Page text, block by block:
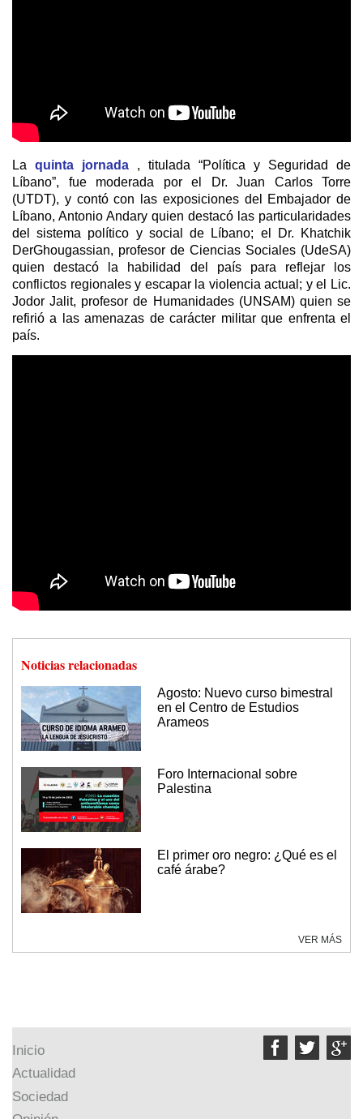
La quinta jornada , titulada “Política y Seguridad de
Líbano”, fue moderada por el Dr. Juan Carlos Torre
(UTDT), y contó con las exposiciones del Embajador de
Líbano, Antonio Andary quien destacó las particularidades
del sistema político y social de Líbano; el Dr. Khatchik
DerGhougassian, profesor de Ciencias Sociales (UdeSA)
quien destacó la habilidad del país para reflejar los
conflictos regionales y escapar la violencia actual; y el Lic.
Jodor Jalit, profesor de Humanidades (UNSAM) quien se
refirió a las amenazas de carácter militar que enfrenta el
país.
Noticias relacionadas
Agosto: Nuevo curso bimestral
en el Centro de Estudios
Arameos
Foro Internacional sobre
Palestina
El primer oro negro: ¿Qué es el
café árabe?
VER MÁS
  
Inicio
Actualidad
Sociedad